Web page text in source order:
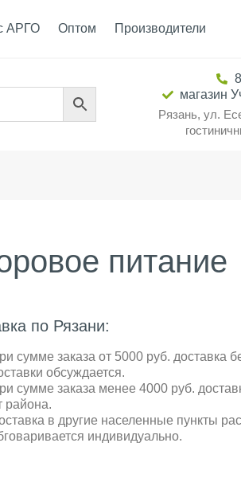
АРГО Оптом Производители
магазин
Рязань, ул.
питание
по Рязани:
сумме заказа от 5000 руб. доставка
обсуждается.
сумме заказа менее 4000 руб.
района.
в другие населенные пункты
индивидуально.